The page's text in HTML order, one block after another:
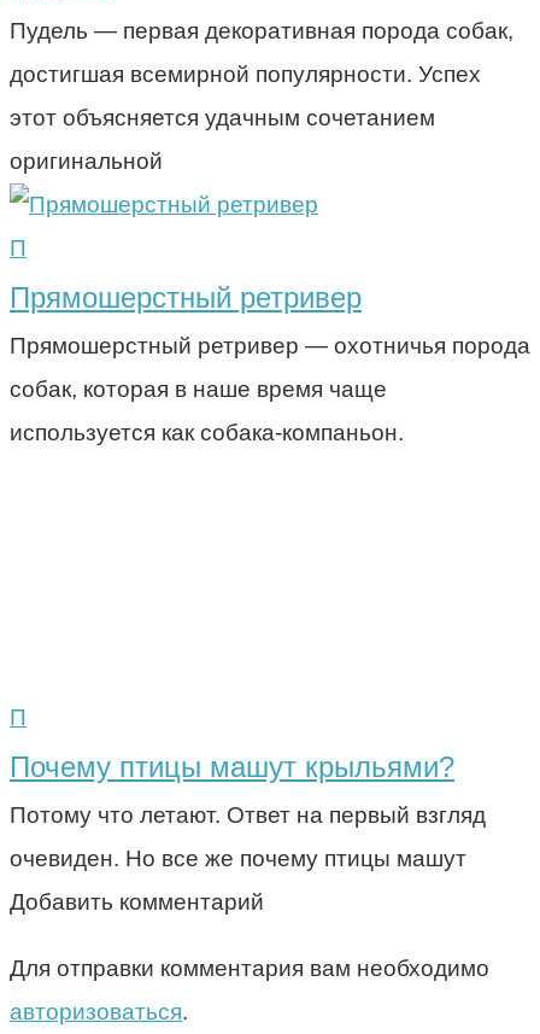
Пудель — первая декоративная порода собак,
достигшая всемирной популярности. Успех
этот объясняется удачным сочетанием
оригинальной
П
Прямошерстный ретривер
Прямошерстный ретривер — охотничья порода
собак, которая в наше время чаще
используется как собака-компаньон.
П
Почему птицы машут крыльями?
Потому что летают. Ответ на первый взгляд
очевиден. Но все же почему птицы машут
Добавить комментарий
Для отправки комментария вам необходимо
авторизоваться.